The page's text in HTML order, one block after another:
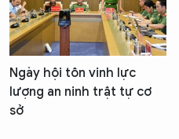
Ngày hội tôn vinh lực
lượng an ninh trật tự cơ
sở